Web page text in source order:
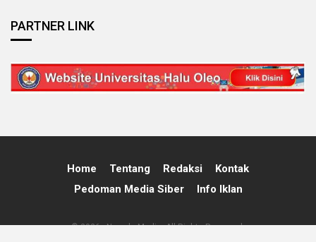
PARTNER LINK
Home Tentang Redaksi
Kontak
Pedoman Media Siber
Info Iklan
© 2026 - Nawala Media. All Rights Reserved.